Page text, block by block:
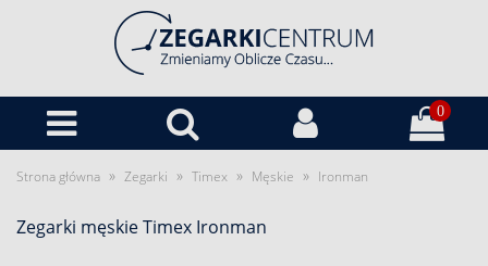
0
Strona główna » Zegarki » Timex » Męskie » Ironman
Zegarki męskie Timex Ironman